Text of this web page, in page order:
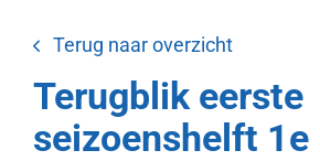
Terug naar overzicht
Terugblik eerste
seizoenshelft 1e